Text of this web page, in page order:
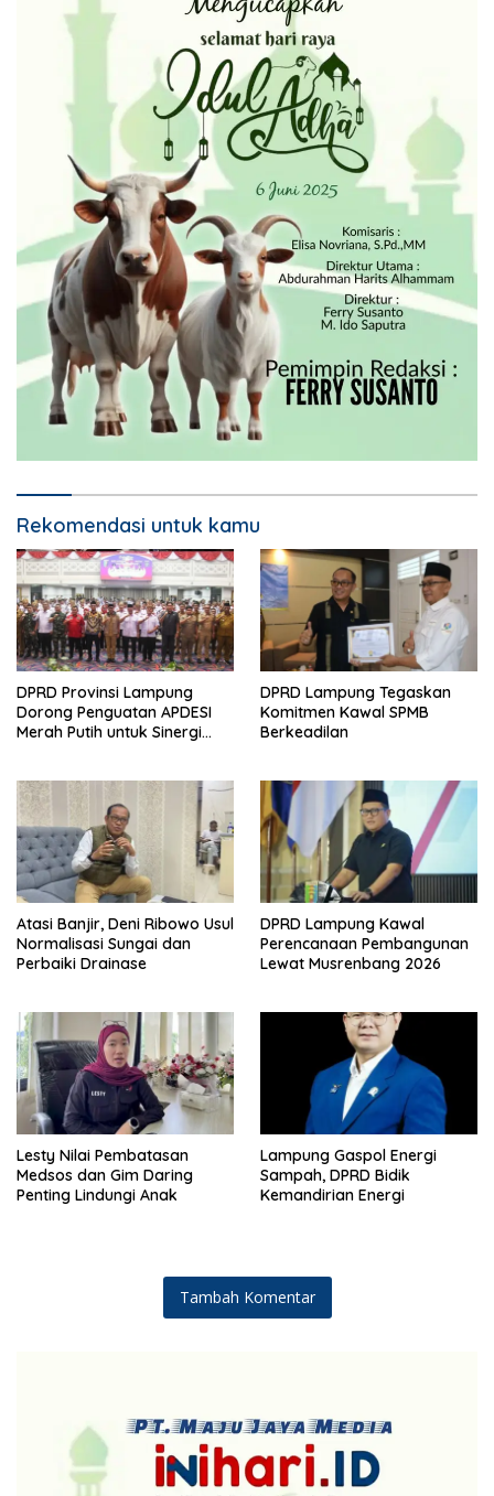
Rekomendasi untuk kamu
DPRD Provinsi Lampung
Dorong Penguatan APDESI
Merah Putih untuk Sinergi
DPRD Lampung Tegaskan
Komitmen Kawal SPMB
Berkeadilan
Atasi Banjir, Deni Ribowo Usul
Normalisasi Sungai dan
Perbaiki Drainase
DPRD Lampung Kawal
Perencanaan Pembangunan
Lewat Musrenbang 2026
Lesty Nilai Pembatasan
Medsos dan Gim Daring
Penting Lindungi Anak
Lampung Gaspol Energi
Sampah, DPRD Bidik
Kemandirian Energi
Tambah Komentar